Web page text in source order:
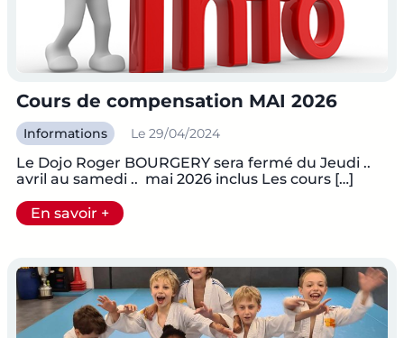
Cours de compensation MAI 2026
Informations Le 29/04/2024
Le Dojo Roger BOURGERY sera fermé du Jeudi ..
avril au samedi .. mai 2026 inclus Les cours […]
En savoir +